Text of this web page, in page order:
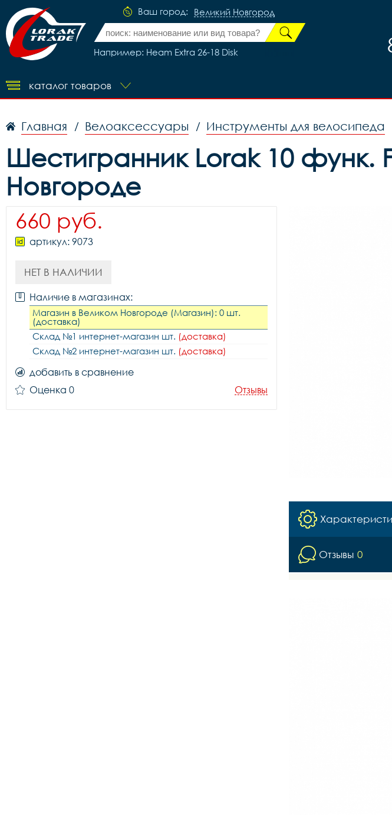
Ваш город: Великий Новгород
Например: Heam Extra 26-18 Disk
каталог товаров
Главная / Велоаксессуары / Инструменты для велосипеда
Шестигранник Lorak 10 функ.
Новгороде
660 руб.
артикул: 9073
НЕТ В НАЛИЧИИ
Наличие в магазинах:
Магазин в Великом Новгороде (Магазин): 0 шт.
(доставка)
Склад №1 интернет-магазин шт. (доставка)
Склад №2 интернет-магазин шт. (доставка)
добавить в сравнение
Оценка 0
Отзывы
Отзывы 0